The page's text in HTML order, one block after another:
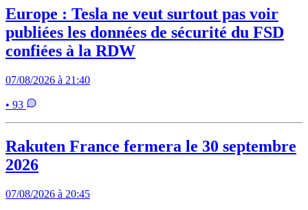
Europe : Tesla ne veut surtout pas voir
publiées les données de sécurité du FSD
confiées à la RDW
07/08/2026 à 21:40
• 93
Rakuten France fermera le 30 septembre
2026
07/08/2026 à 20:45